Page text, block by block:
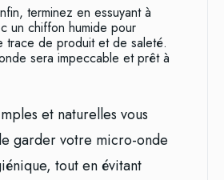
terminez en essuyant à
un chiffon humide pour
trace de produit et de saleté.
sera impeccable et prêt à
et naturelles vous
garder votre micro-onde
tout en évitant